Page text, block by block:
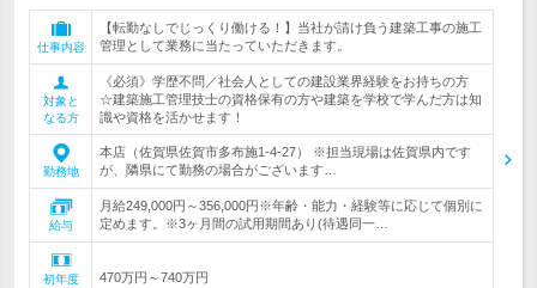
仕事内容
【転勤なしでじっくり働ける！】当社が請け負う建築工事の施工
管理として業務に当たっていただきます。
対象と
なる方
《必須》学歴不問／社会人としての建設業界経験をお持ちの方
☆建築施工管理技士の資格保有の方や建築を学校で学んだ方は知
識や資格を活かせます！
勤務地
本店（佐賀県佐賀市多布施1-4-27） ※担当現場は佐賀県内です
が、隣県にて勤務の場合がございます…
給与
月給249,000円～356,000円※年齢・能力・経験等に応じて個別に
定めます。※3ヶ月間の試用期間あり(待遇同一…
初年度
470万円～740万円